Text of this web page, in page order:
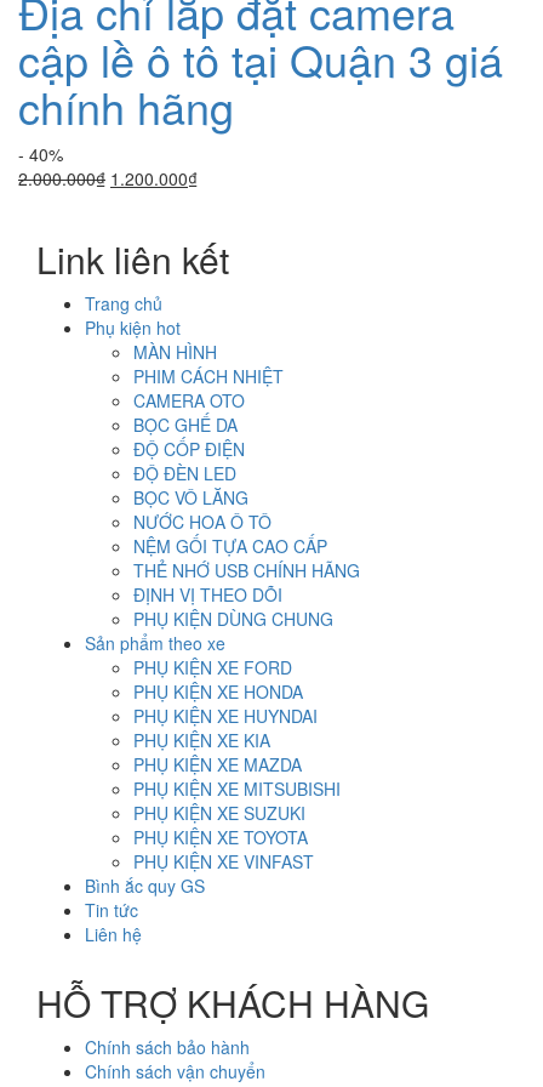
cập lề ô tô tại Quận 3 giá
chính hãng
- 40%
2.000.000₫ Giá
2.000.000₫.
1.200.000₫Giá
là:
1.200.000₫.
Link liên kết
Trang chủ
Phụ kiện hot
MÀN HÌNH
PHIM CÁCH NHIỆT
CAMERA OTO
BỌC GHẾ DA
ĐỘ CỐP ĐIỆN
ĐỘ ĐÈN LED
BỌC VÔ LĂNG
NƯỚC HOA Ô TÔ
NỆM GỐI TỰA CAO CẤP
THẺ NHỚ USB CHÍNH HÃNG
ĐỊNH VỊ THEO DÕI
PHỤ KIỆN DÙNG CHUNG
Sản phẩm theo xe
PHỤ KIỆN XE FORD
PHỤ KIỆN XE HONDA
PHỤ KIỆN XE HUYNDAI
PHỤ KIỆN XE KIA
PHỤ KIỆN XE MAZDA
PHỤ KIỆN XE MITSUBISHI
PHỤ KIỆN XE SUZUKI
PHỤ KIỆN XE TOYOTA
PHỤ KIỆN XE VINFAST
Bình ắc quy GS
Tin tức
Liên hệ
HỖ TRỢ KHÁCH HÀNG
Chính sách bảo hành
Chính sách vận chuyển